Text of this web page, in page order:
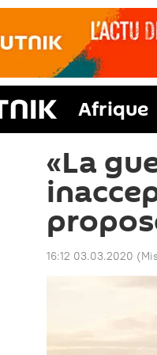
Afrique
«La
16:12 03.03.2020